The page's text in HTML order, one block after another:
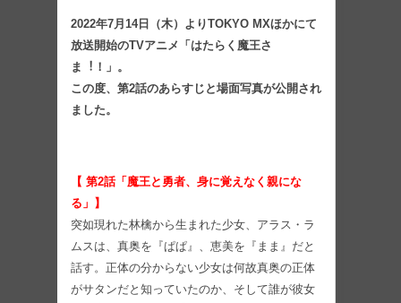
2022年7月14日（木）よりTOKYO MXほかにて
放送開始のTVアニメ「はたらく魔王さ
ま︕！」。
この度、第2話のあらすじと場面写真が公開され
ました。
【 第2話「魔王と勇者、⾝に覚えなく親にな
る」】
突如現れた林檎から⽣まれた少女、アラス・ラ
ムスは、真奥を『ぱぱ』、恵美を『まま』だと
話す。正体の分からない少⼥は何故真奥の正体
がサタンだと知っていたのか、そして誰が彼⼥